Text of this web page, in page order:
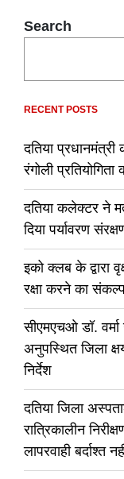
Search
RECENT POSTS
दतिया
रंगोली
दतिया कलेक्टर ने
दिया पर्यावरण
इको क्लब के द्वारा
रक्षा करने का
सीएमएचओ डॉ. वर्मा
अनुपस्थित जिला
निर्देश
दतिया जिला
रात्रिकालीन
लापरवाही बर्दाश्त